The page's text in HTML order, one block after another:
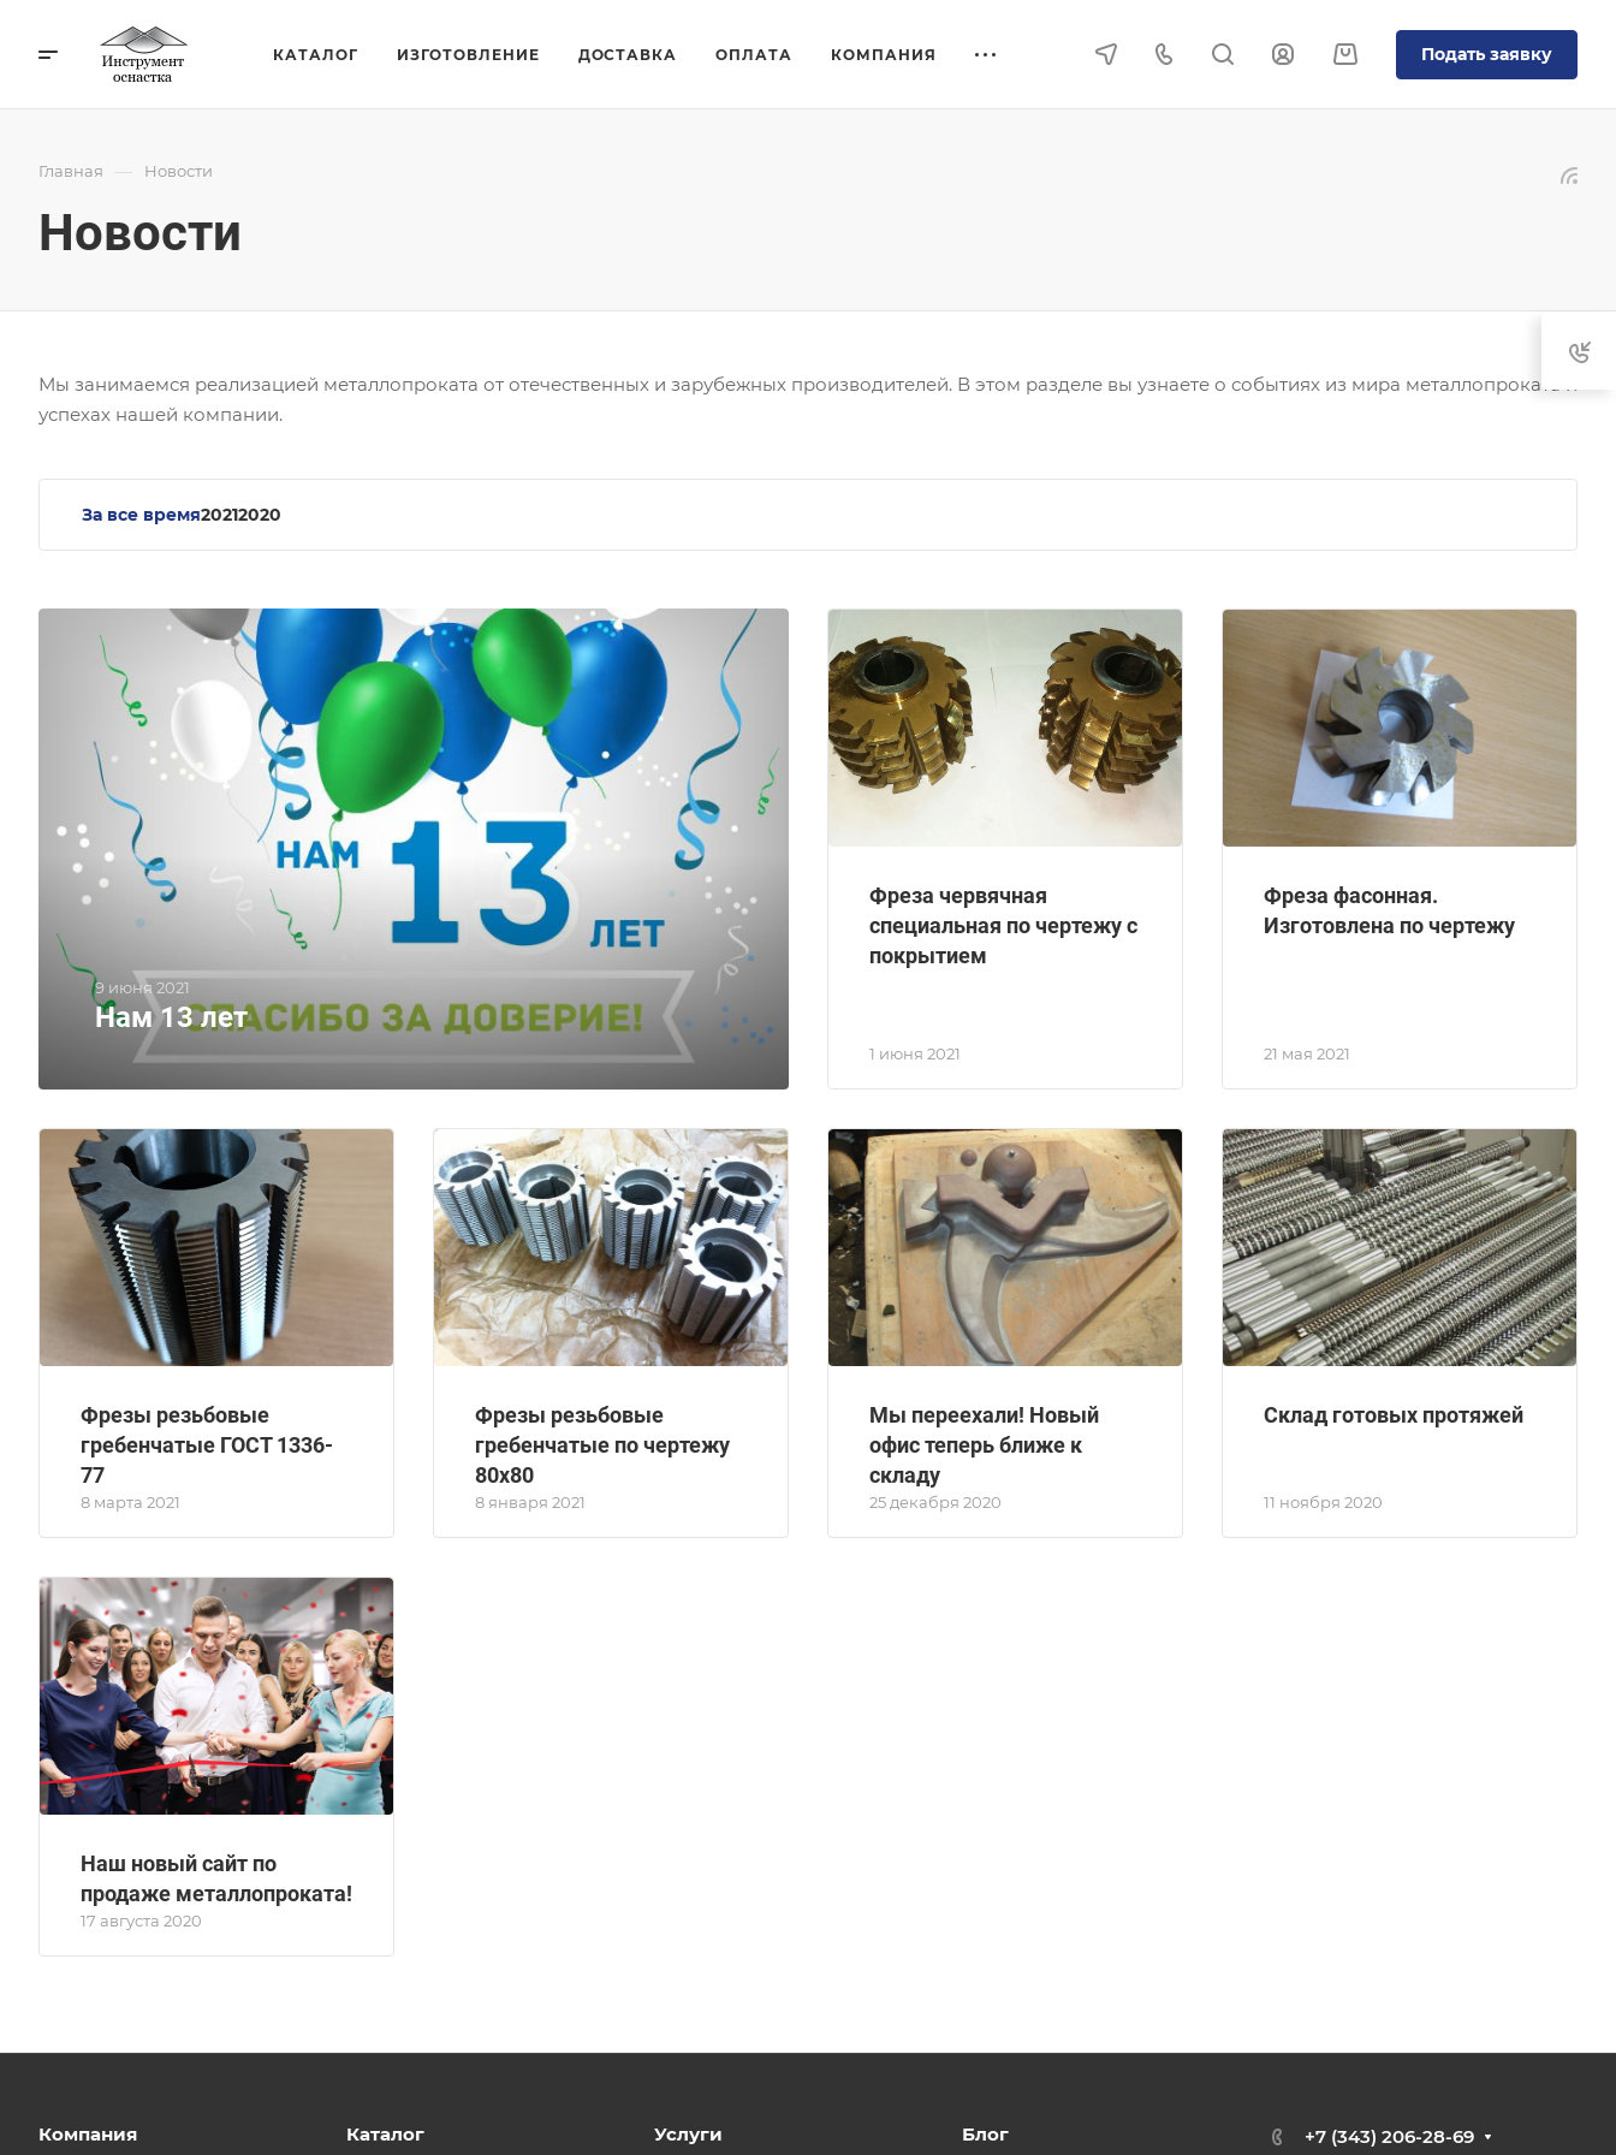
КАТАЛОГ ИЗГОТОВЛЕНИЕ ДОСТАВКА ОПЛАТА КОМПАНИЯ Подать заявку
Главная — Новости
Новости
Мы занимаемся реализацией металлопроката от отечественных и зарубежных производителей. В этом разделе вы узнаете о событиях из мира металлопроката и
успехах нашей компании.
За все время20212020
Нам 13 лет
9 июня 2021
Фреза червячная
специальная по чертежу с
покрытием
1 июня 2021
Фреза фасонная.
Изготовлена по чертежу
21 мая 2021
Фрезы резьбовые
гребенчатые ГОСТ 1336-
77
8 марта 2021
Фрезы резьбовые
гребенчатые по чертежу
80х80
8 января 2021
Мы переехали! Новый
офис теперь ближе к
складу
25 декабря 2020
Склад готовых протяжей
11 ноября 2020
Наш новый сайт по
продаже металлопроката!
17 августа 2020
Компания Каталог Услуги Блог +7 (343) 206-28-69